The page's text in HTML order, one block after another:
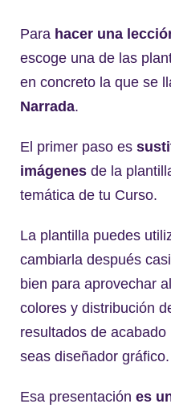
Para hacer una
escoge una de las
en concreto la que se
Narrada.
El primer paso es
imágenes de la
temática de tu Curso.
La plantilla puedes
cambiarla después
bien para aprovechar
colores y distribución
resultados de
seas diseñador gráfico.
Esa presentación es